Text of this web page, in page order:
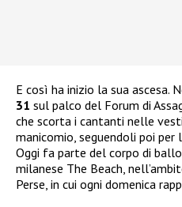
E così ha inizio la sua ascesa.
31 sul palco del Forum di
che scorta i cantanti nelle
manicomio, seguendoli poi
Oggi fa parte del corpo di
milanese The Beach,
Perse, in cui ogni domenica